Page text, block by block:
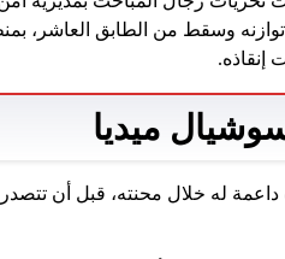
اختل توازنه وسقط من الطابق
إنقاذه.
ميديا
له خلال محنته، قبل أن تتصدر